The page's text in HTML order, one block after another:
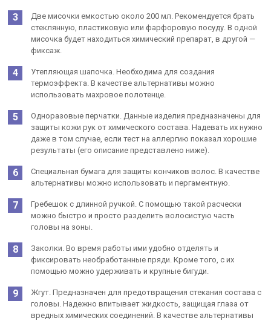
Две мисочки емкостью около 200 мл. Рекомендуется брать
стеклянную, пластиковую или фарфоровую посуду. В одной
мисочка будет находиться химический препарат, в другой —
фиксаж.
Утепляющая шапочка. Необходима для создания
термоэффекта. В качестве альтернативы можно
использовать махровое полотенце.
Одноразовые перчатки. Данные изделия предназначены для
защиты кожи рук от химического состава. Надевать их нужно
даже в том случае, если тест на аллергию показал хорошие
результаты (его описание представлено ниже).
Специальная бумага для защиты кончиков волос. В качестве
альтернативы можно использовать и пергаментную.
Гребешок с длинной ручкой. С помощью такой расчески
можно быстро и просто разделить волосистую часть
головы на зоны.
Заколки. Во время работы ими удобно отделять и
фиксировать необработанные пряди. Кроме того, с их
помощью можно удерживать и крупные бигуди.
Жгут. Предназначен для предотвращения стекания состава с
головы. Надежно впитывает жидкость, защищая глаза от
вредных химических соединений. В качестве альтернативы